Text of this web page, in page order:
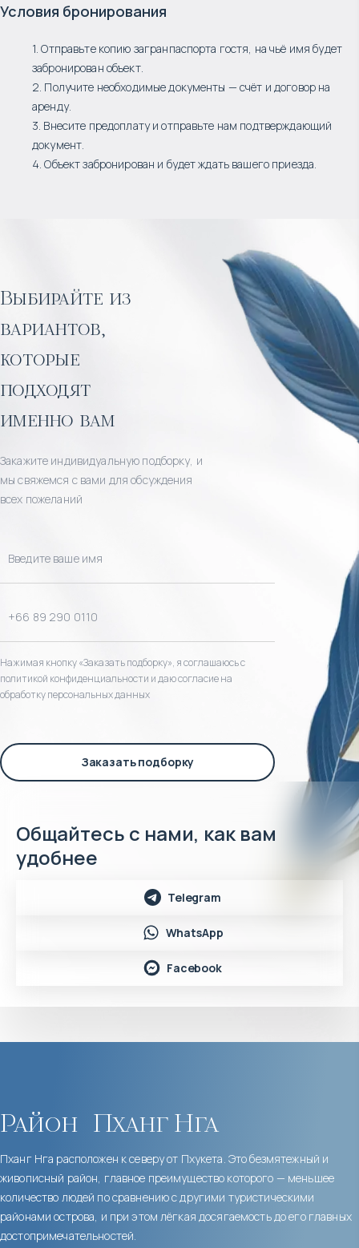
Условия бронирования
1. Отправьте копию загранпаспорта гостя, на чьё имя будет
забронирован объект.
2. Получите необходимые документы — счёт и договор на
аренду.
3. Внесите предоплату и отправьте нам подтверждающий
документ.
4. Объект забронирован и будет ждать вашего приезда.
Выбирайте из
вариантов,
которые
подходят
именно вам
Закажите индивидуальную подборку, и
мы свяжемся с вами для обсуждения
всех пожеланий
Нажимая кнопку «Заказать подборку», я соглашаюсь с
политикой конфиденциальности и даю согласие на
обработку персональных данных
Заказать подборку
Общайтесь с нами, как вам
удобнее
Telegram
WhatsApp
Facebook
Район Пханг Нга
Пханг Нга расположен к северу от Пхукета. Это безмятежный и
живописный район, главное преимущество которого — меньшее
количество людей по сравнению с другими туристическими
районами острова, и при этом лёгкая досягаемость до его главных
достопримечательностей.